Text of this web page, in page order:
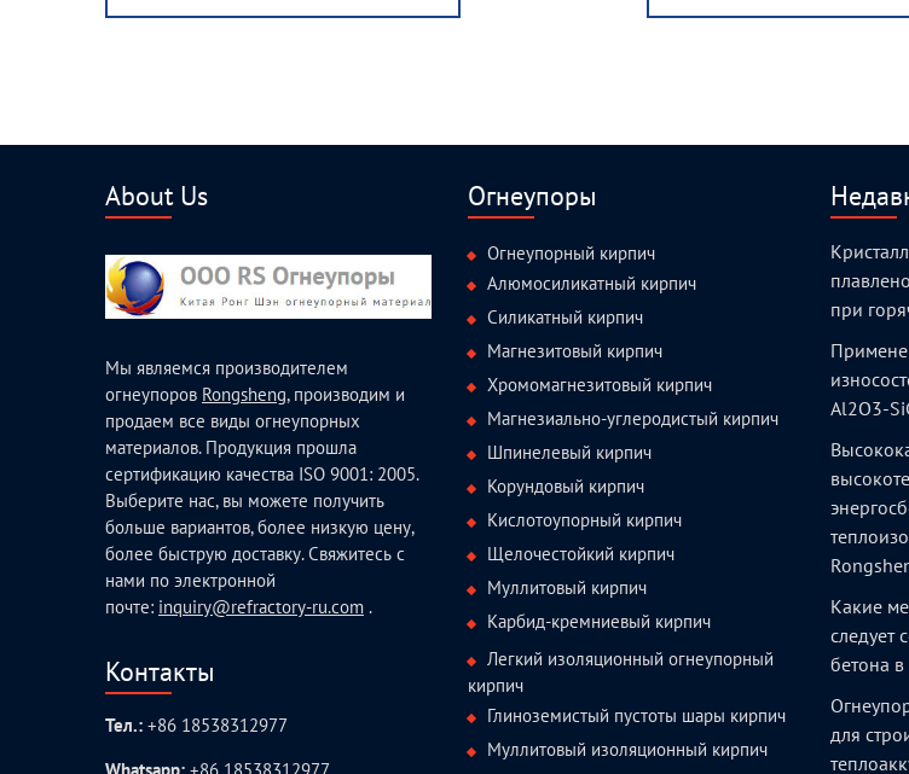
post:
post:
About Us
Мы являемся производителем
огнеупоров Rongsheng, производим и
продаем все виды огнеупорных
материалов. Продукция прошла
сертификацию качества ISO 9001: 2005.
Выберите нас, вы можете получить
больше вариантов, более низкую цену,
более быструю доставку. Свяжитесь с
нами по электронной
почте: inquiry@refractory-ru.com .
Контакты
Тел.: +86 18538312977
Огнеупоры
Огнеупорный кирпич
Алюмосиликатный кирпич
Силикатный кирпич
Магнезитовый кирпич
Хромомагнезитовый кирпич
Магнезиально-углеродистый кирпич
Шпинелевый кирпич
Корундовый кирпич
Кислотоупорный кирпич
Щелочестойкий кирпич
Муллитовый кирпич
Карбид-кремниевый кирпич
Легкий изоляционный огнеупорный
кирпич
Глиноземистый пустоты шары кирпич
Муллитовый изоляционный кирпич
при
Al2O3-
Какие
следует
бетона в
для